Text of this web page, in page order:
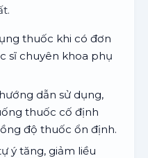
thuốc khi có đơn
sĩ chuyên khoa phụ
dẫn sử dụng,
thuốc cố định
độ thuốc ổn định.
ý tăng, giảm liều